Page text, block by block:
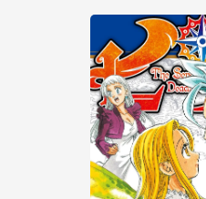
查詢
【公告】琅琅讀墨數